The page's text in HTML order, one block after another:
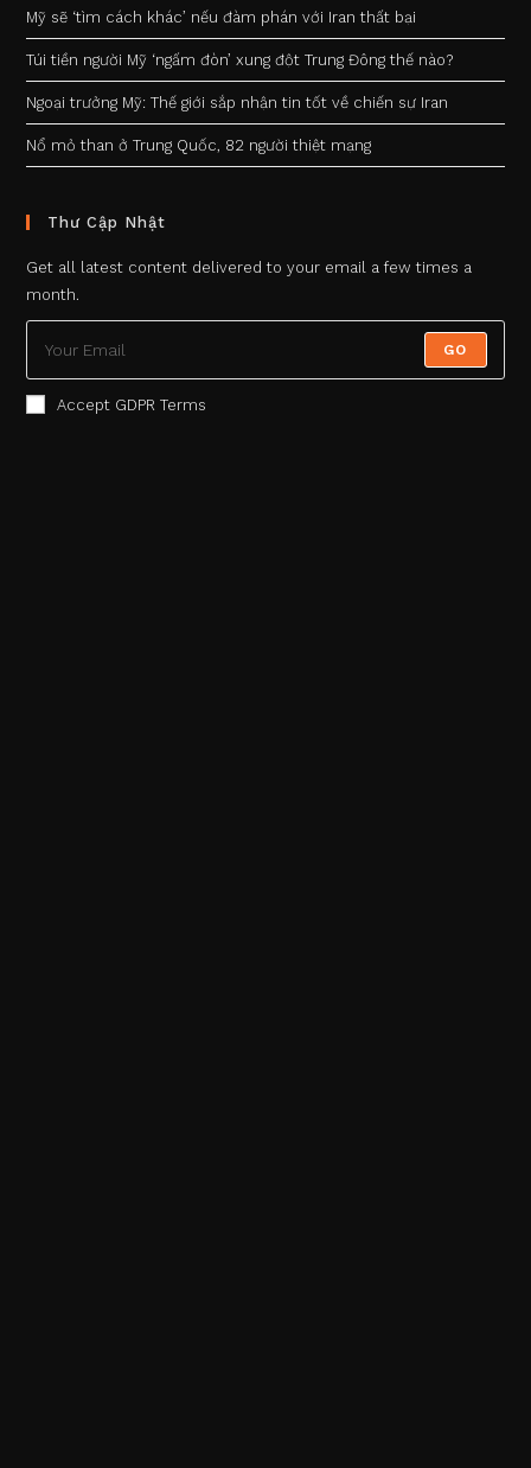
Mỹ sẽ ‘tìm cách khác’ nếu đàm phán với Iran thất bại
Túi tiền người Mỹ ‘ngấm đòn’ xung đột Trung Đông thế nào?
Ngoại trưởng Mỹ: Thế giới sắp nhận tin tốt về chiến sự Iran
Nổ mỏ than ở Trung Quốc, 82 người thiệt mạng
Thư Cập Nhật
Get all latest content delivered to your email a few times a
month.
GO
Accept GDPR Terms